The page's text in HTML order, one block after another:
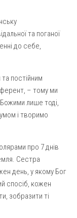
Полтава)
(с. Дашківка)
(с. Засулля)
Кременчук)
та поганої
до себе,
постійним
– тому ми
лише тоді,
і творимо
про 7 днів
Сестра
день, у якому Бог
спосіб, кожен
зобразити ті